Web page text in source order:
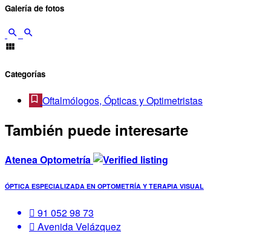
Galería de fotos
Categorías
Oftalmólogos, Ópticas y Optimetristas
También puede interesarte
Atenea Optometría
ÓPTICA ESPECIALIZADA EN OPTOMETRÍA Y TERAPIA VISUAL
91 052 98 73
Avenida Velázquez